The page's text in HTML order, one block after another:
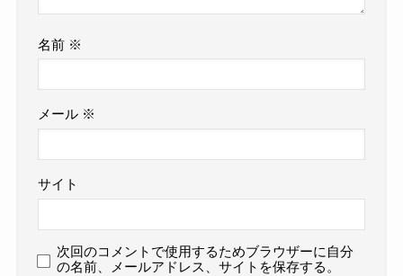
名前 ※
メール ※
サイト
次回のコメントで使用するためブラウザーに自分
の名前、メールアドレス、サイトを保存する。